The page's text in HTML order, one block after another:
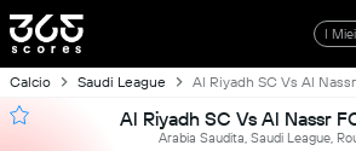
I
Calcio Saudi League Al Riyadh SC Vs Al
Al Riyadh SC Vs Al Nassr
Arabia Saudita, Saudi League,